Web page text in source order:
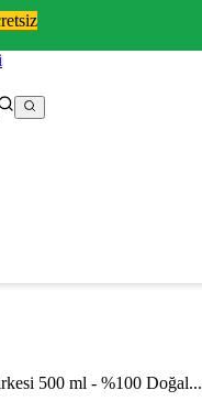
500 ml - %100 Doğal...